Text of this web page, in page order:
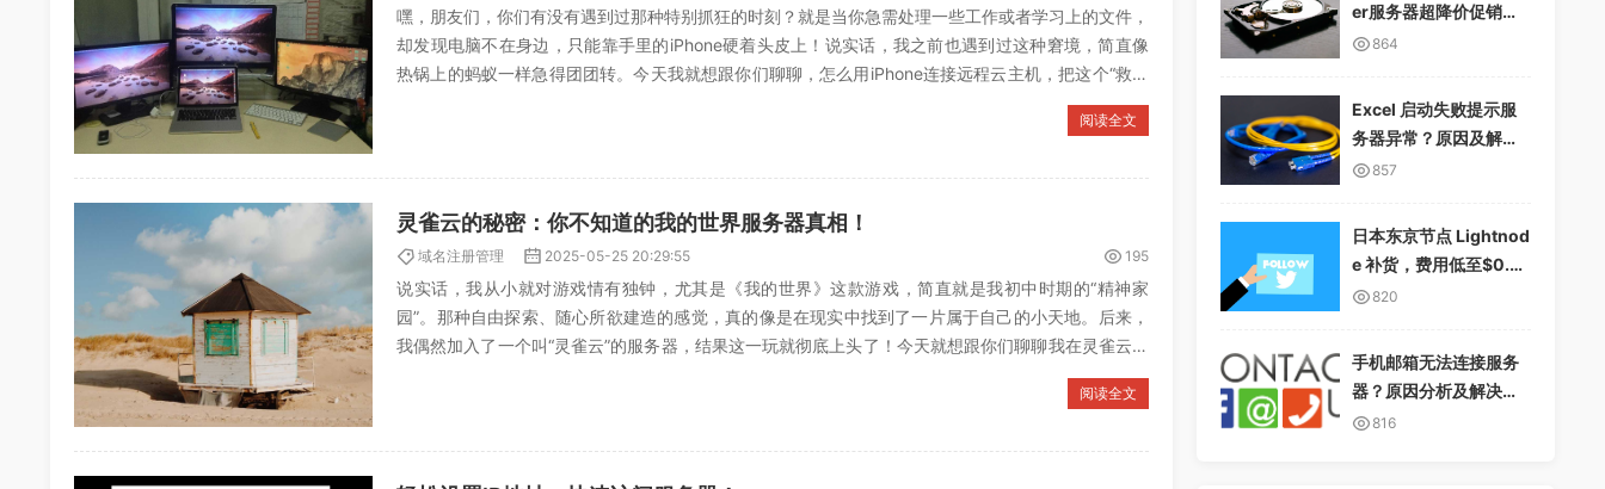
嘿，朋友们，你们有没有遇到过那种特别抓狂的时刻？就是当你急需处理一些工作或者学习上的文件，
却发现电脑不在身边，只能靠手里的iPhone硬着头皮上！说实话，我之前也遇到过这种窘境，简直像
热锅上的蚂蚁一样急得团团转。今天我就想跟你们聊聊，怎么用iPhone连接远程云主机，把这个“救命
阅读全文
灵雀云的秘密：你不知道的我的世界服务器真相！
域名注册管理 2025-05-25 20:29:55 195
说实话，我从小就对游戏情有独钟，尤其是《我的世界》这款游戏，简直就是我初中时期的“精神家
园”。那种自由探索、随心所欲建造的感觉，真的像是在现实中找到了一片属于自己的小天地。后来，
我偶然加入了一个叫“灵雀云”的服务器，结果这一玩就彻底上头了！今天就想跟你们聊聊我在灵雀云的
阅读全文
er服务器超降价促销，1
0Gbps无限流量
864
Excel 启动失败提示服
务器异常？原因及解决
方案详解
857
日本东京节点 Lightnod
e 补货，费用低至$0.01
2/小时，支持多种支付
820
手机邮箱无法连接服务
器？原因分析及解决方
案 816